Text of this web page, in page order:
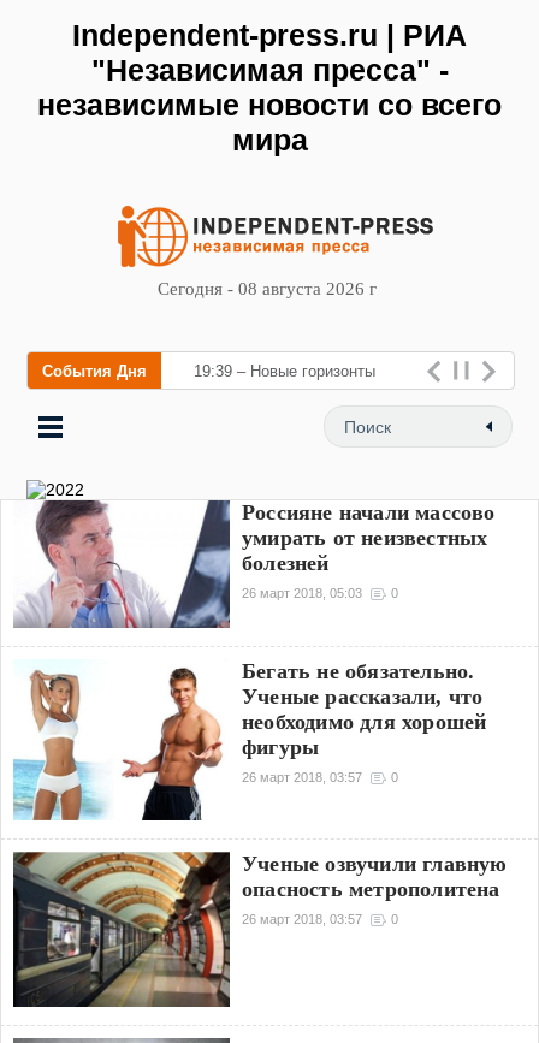
Independent-press.ru | РИА
"Независимая пресса" -
независимые новости со всего
мира
Сегодня - 08 августа 2026 г
События Дня 19:39 – Новые горизонты
флебологии: в Москве
Россияне начали массово
умирать от неизвестных
болезней
26 март 2018, 05:03 0
Бегать не обязательно.
Ученые рассказали, что
необходимо для хорошей
фигуры
26 март 2018, 03:57 0
Ученые озвучили главную
опасность метрополитена
26 март 2018, 03:57 0